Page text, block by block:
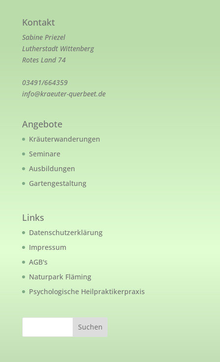
Kontakt
Sabine Priezel
Lutherstadt Wittenberg
Rotes Land 74
03491/664359
info@kraeuter-querbeet.de
Angebote
Kräuterwanderungen
Seminare
Ausbildungen
Gartengestaltung
Links
Datenschutzerklärung
Impressum
AGB's
Naturpark Fläming
Psychologische Heilpraktikerpraxis